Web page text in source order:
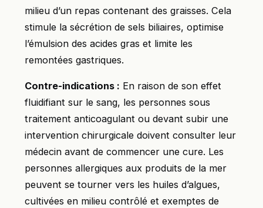
milieu d’un repas contenant des graisses. Cela
stimule la sécrétion de sels biliaires, optimise
l’émulsion des acides gras et limite les
remontées gastriques.
Contre-indications : En raison de son effet
fluidifiant sur le sang, les personnes sous
traitement anticoagulant ou devant subir une
intervention chirurgicale doivent consulter leur
médecin avant de commencer une cure. Les
personnes allergiques aux produits de la mer
peuvent se tourner vers les huiles d’algues,
cultivées en milieu contrôlé et exemptes de